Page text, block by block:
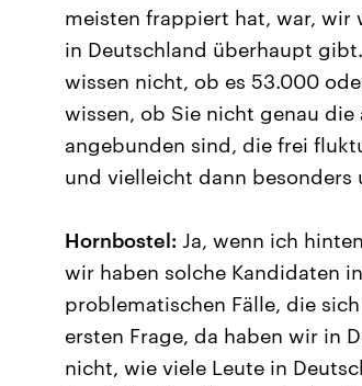
meisten frappiert hat, war, wir
in Deutschland überhaupt
wissen nicht, ob es 53.000
wissen, ob Sie nicht genau
angebunden sind, die frei
und vielleicht dann besonders
Hornbostel: Ja, wenn ich
wir haben solche Kandidaten
problematischen Fälle, die
ersten Frage, da haben wir in
nicht, wie viele Leute in